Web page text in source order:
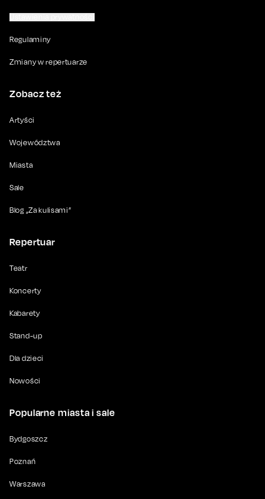
Regulaminy
Zmiany w repertuarze
Zobacz też
Artyści
Województwa
Miasta
Sale
Blog „Za kulisami”
Repertuar
Teatr
Koncerty
Kabarety
Stand-up
Dla dzieci
Nowości
Popularne miasta i sale
Bydgoszcz
Poznań
Warszawa